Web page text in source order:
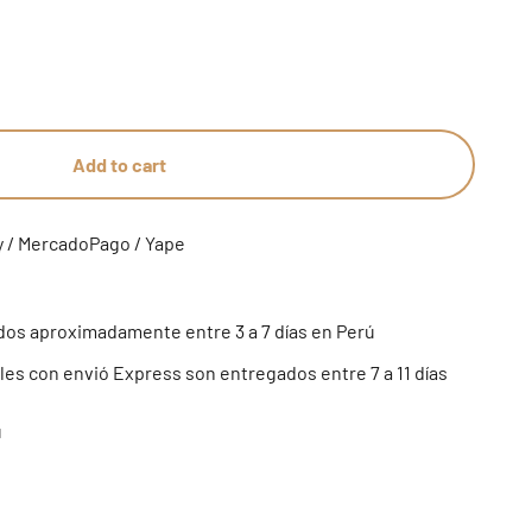
Add to cart
/ MercadoPago / Yape
aproximadamente entre 3 a 7 días en Perú
con envió Express son entregados entre 7 a 11 días